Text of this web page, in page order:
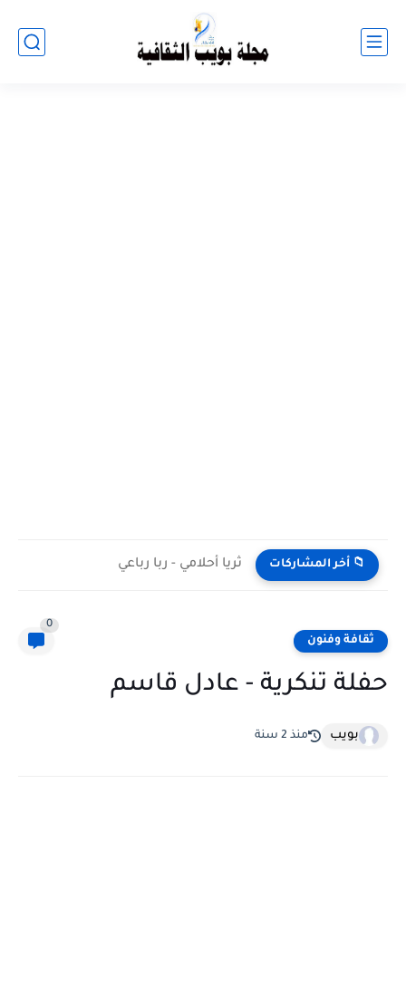
📁 أخر المشاركات ثريا أحلامي - ربا رباعي
ثقافة وفنون
0
حفلة تنكرية - عادل قاسم
بويب منذ 2 سنة